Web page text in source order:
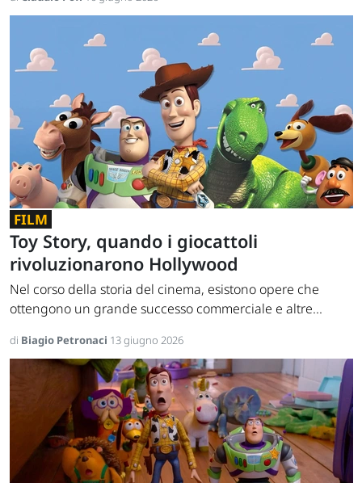
FILM
Toy Story, quando i giocattoli
rivoluzionarono Hollywood
Nel corso della storia del cinema, esistono opere che
ottengono un grande successo commerciale e altre...
di Biagio Petronaci 13 giugno 2026